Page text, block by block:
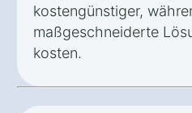
kostengünstiger,
maßgeschneiderte
kosten.